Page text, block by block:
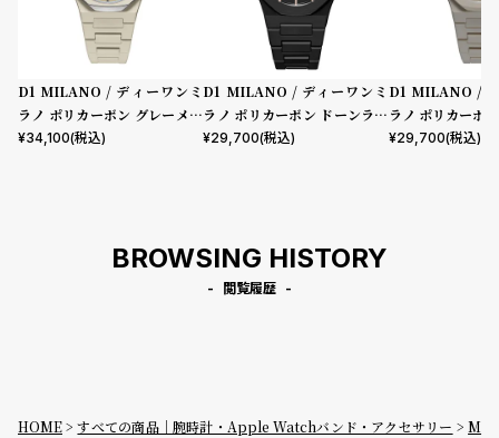
D1 MILANO / ディーワンミ
ラノ ポリカーボン グレーメッ
シュ
¥34,100(税込)
D1 MILANO / ディーワンミ
ラノ ポリカーボン ドーンライ
ト
¥29,700(税込)
D1 MILANO /
ラノ ポリカーボ
¥29,700(税込)
BROWSING HISTORY
閲覧履歴
HOME すべての商品｜腕時計・Apple Watchバンド・アクセサリー
M